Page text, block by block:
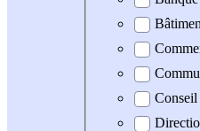
Conseil